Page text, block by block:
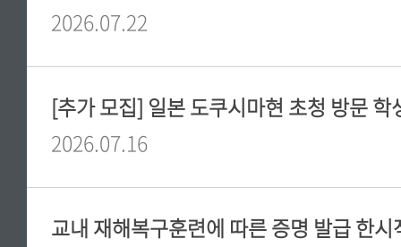
2026.07.22
[추가 모집] 일본 도쿠시마현 초청 방문 학
2026.07.16
교내 재해복구훈련에 따른 증명 발급 한시